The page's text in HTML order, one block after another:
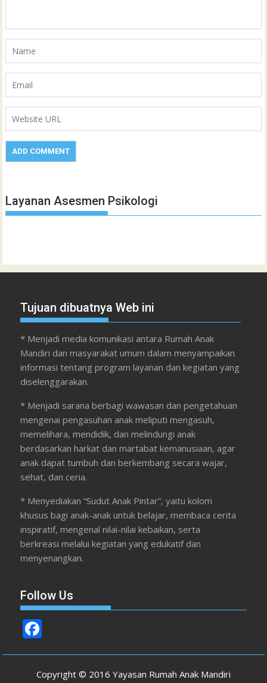
Layanan Asesmen Psikologi
Tujuan dibuatnya Web ini
* Menjadi media komunikasi antara Rumah Anak
Mandiri dan masyarakat umum dalam menyampaikan
informasi tentang program layanan dan kegiatan yang
diselenggarakan.
* Menjadi sarana berbagi wawasan dan pengetahuan
mengenai pengasuhan anak meliputi mengasuh,
memelihara, mendidik, dan melindungi anak
berdasarkan harkat dan martabat kemanusiaan, agar
anak dapat tumbuh dan berkembang secara wajar,
sehat, dan ceria.
* Menyediakan “Sudut Anak Pintar”, yaitu kolom
khusus bagi anak-anak untuk belajar, membaca cerita
inspiratif, mengenal nilai-nilai kebaikan, serta
berkreasi melalui kegiatan yang edukatif dan
menyenangkan.
Follow Us
ac
e
Copyright © 2016 Yayasan Rumah Anak Mandiri